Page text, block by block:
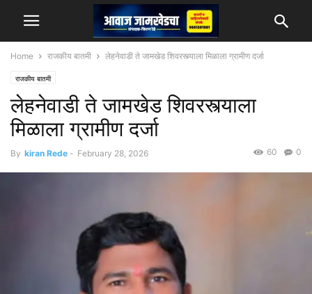
Home राजकीय बातमी लेहनेवाडी ते जामखेड शिवरस्त्याला मिळाला ग्रामीण दर्जा
राजकीय बातमी
लेहनेवाडी ते जामखेड शिवरस्त्याला
मिळाला ग्रामीण दर्जा
By kiran Rede - February 28, 2026 0
60